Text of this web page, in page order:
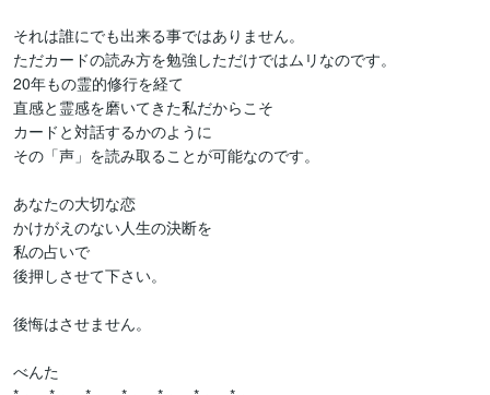
それは誰にでも出来る事ではありません。
ただカードの読み方を勉強しただけではムリなのです。
20年もの霊的修行を経て
直感と霊感を磨いてきた私だからこそ
カードと対話するかのように
その「声」を読み取ることが可能なのです。
あなたの大切な恋
かけがえのない人生の決断を
私の占いで
後押しさせて下さい。
後悔はさせません。
べんた